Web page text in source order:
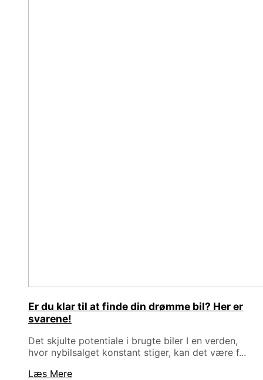
Er du klar til at finde din drømme bil? Her er
svarene!
Det skjulte potentiale i brugte biler I en verden,
hvor nybilsalget konstant stiger, kan det være f...
Læs Mere